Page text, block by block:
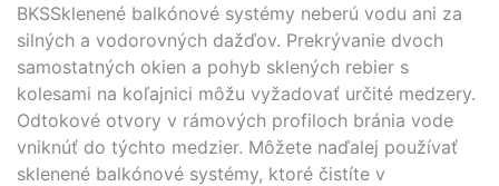
BKSSklenené balkónové systémy neberú vodu ani za
silných a vodorovných dažďov. Prekrývanie dvoch
samostatných okien a pohyb sklených rebier s
kolesami na koľajnici môžu vyžadovať určité medzery.
Odtokové otvory v rámových profiloch bránia vode
vniknúť do týchto medzier. Môžete naďalej používať
sklenené balkónové systémy, ktoré čistíte v